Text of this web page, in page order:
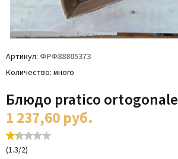
Артикул ФРФ88805373
Количество много
Блюдо pratico ortogonale
1 237,60руб.
(1.3/2)